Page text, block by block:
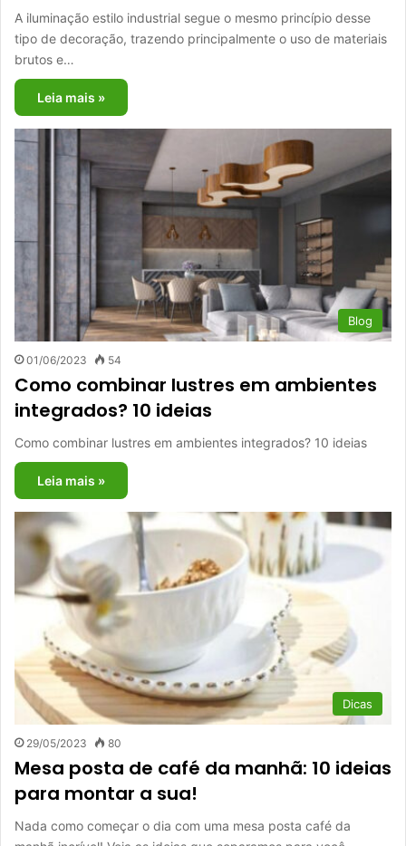
A iluminação estilo industrial segue o mesmo princípio desse
tipo de decoração, trazendo principalmente o uso de materiais
brutos e…
Leia mais »
Blog
01/06/2023 54
Como combinar lustres em ambientes
integrados? 10 ideias
Como combinar lustres em ambientes integrados? 10 ideias
Leia mais »
Dicas
29/05/2023 80
Mesa posta de café da manhã: 10 ideias
para montar a sua!
Nada como começar o dia com uma mesa posta café da